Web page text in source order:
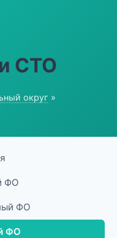
СТО
округ »
ФО
ФО
ФО